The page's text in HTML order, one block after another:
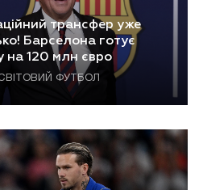
трансфер уже
Барселона готує
на 120 млн євро
СВІТОВИЙ ФУТБОЛ